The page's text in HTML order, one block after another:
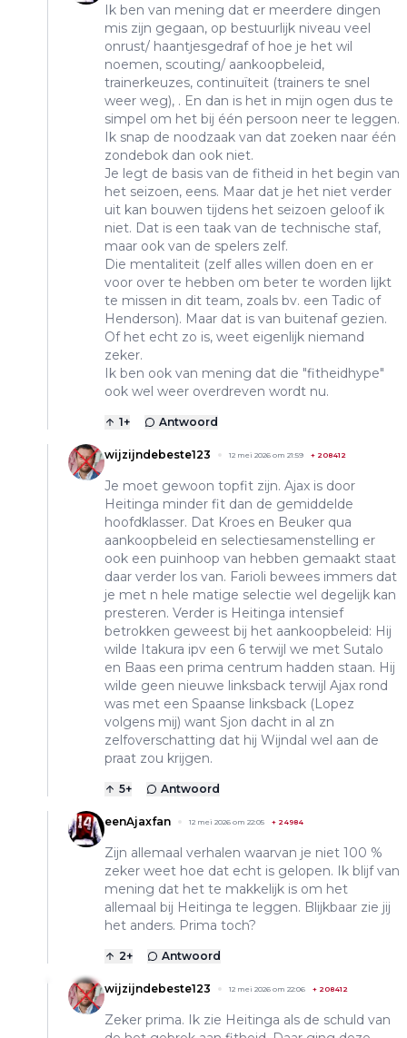
Ik ben van mening dat er meerdere dingen
mis zijn gegaan, op bestuurlijk niveau veel
onrust/ haantjesgedraf of hoe je het wil
noemen, scouting/ aankoopbeleid,
trainerkeuzes, continuïteit (trainers te snel
weer weg), . En dan is het in mijn ogen dus te
simpel om het bij één persoon neer te leggen.
Ik snap de noodzaak van dat zoeken naar één
zondebok dan ook niet.
Je legt de basis van de fitheid in het begin van
het seizoen, eens. Maar dat je het niet verder
uit kan bouwen tijdens het seizoen geloof ik
niet. Dat is een taak van de technische staf,
maar ook van de spelers zelf.
Die mentaliteit (zelf alles willen doen en er
voor over te hebben om beter te worden lijkt
te missen in dit team, zoals bv. een Tadic of
Henderson). Maar dat is van buitenaf gezien.
Of het echt zo is, weet eigenlijk niemand
zeker.
Ik ben ook van mening dat die "fitheidhype"
ook wel weer overdreven wordt nu.
1+ Antwoord
wijzijndebeste123 12 mei 2026 om 21:59 + 208412
Je moet gewoon topfit zijn. Ajax is door
Heitinga minder fit dan de gemiddelde
hoofdklasser. Dat Kroes en Beuker qua
aankoopbeleid en selectiesamenstelling er
ook een puinhoop van hebben gemaakt staat
daar verder los van. Farioli bewees immers dat
je met n hele matige selectie wel degelijk kan
presteren. Verder is Heitinga intensief
betrokken geweest bij het aankoopbeleid: Hij
wilde Itakura ipv een 6 terwijl we met Sutalo
en Baas een prima centrum hadden staan. Hij
wilde geen nieuwe linksback terwijl Ajax rond
was met een Spaanse linksback (Lopez
volgens mij) want Sjon dacht in al zn
zelfoverschatting dat hij Wijndal wel aan de
praat zou krijgen.
5+ Antwoord
eenAjaxfan 12 mei 2026 om 22:05 + 24984
Zijn allemaal verhalen waarvan je niet 100 %
zeker weet hoe dat echt is gelopen. Ik blijf van
mening dat het te makkelijk is om het
allemaal bij Heitinga te leggen. Blijkbaar zie jij
het anders. Prima toch?
2+ Antwoord
wijzijndebeste123 12 mei 2026 om 22:06 + 208412
Zeker prima. Ik zie Heitinga als de schuld van